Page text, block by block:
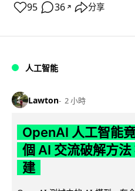
95 36 ↗ 分享
人工智能
Lawton 2 小時
OpenAI 人工智能
個 AI 交流破解方
建